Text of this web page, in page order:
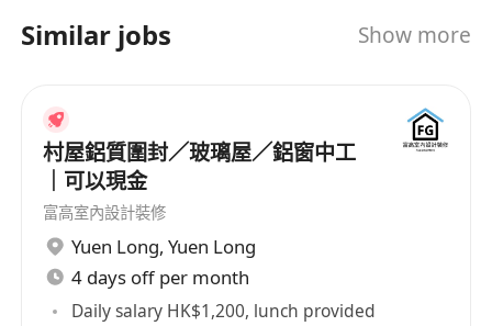
功的風險因素，及時調整策略以保障成果達成。
6. 負責與客戶溝通落地方案，確保客户需求被準確
理解並有效執行。
工作要求：
1. 擁有PMP（項目管理專業資格認證）或相關資歷
者優先考慮，需具備扎實的項目管理理論基礎與實
踐經驗。
Similar jobs Show more
村屋鋁質圍封／玻璃屋／鋁窗中工
｜可以現金
富高室內設計裝修
Yuen Long, Yuen Long
4 days off per month
Daily salary HK$1,200, lunch provided